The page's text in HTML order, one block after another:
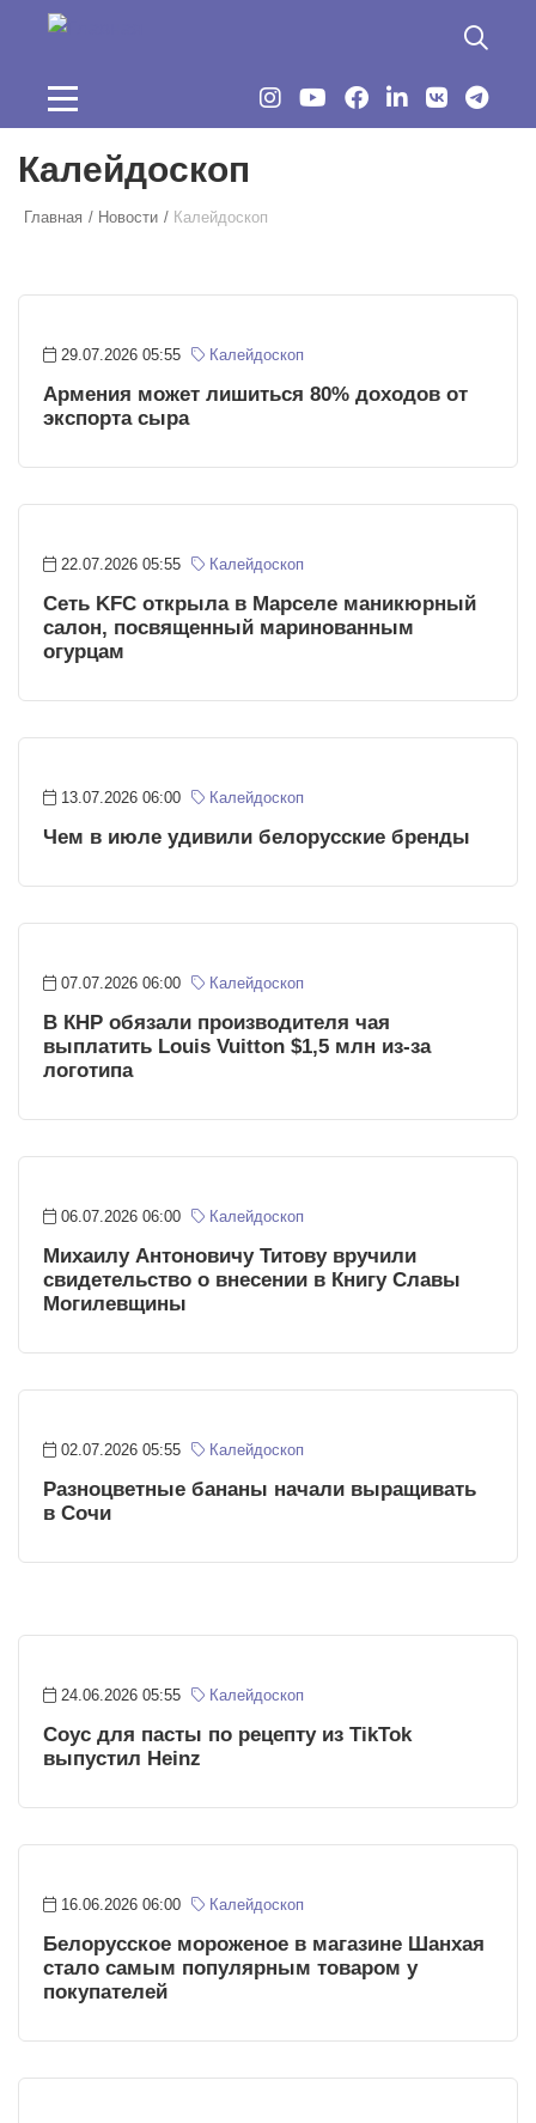
Перейти к основному содержанию
Калейдоскоп
Главная Новости Калейдоскоп
29.07.2026 05:55 Калейдоскоп
Армения может лишиться 80% доходов от
экспорта сыра
22.07.2026 05:55 Калейдоскоп
Сеть KFC открыла в Марселе маникюрный
салон, посвященный маринованным
огурцам
13.07.2026 06:00 Калейдоскоп
Чем в июле удивили белорусские бренды
07.07.2026 06:00 Калейдоскоп
В КНР обязали производителя чая
выплатить Louis Vuitton $1,5 млн из-за
логотипа
06.07.2026 06:00 Калейдоскоп
Михаилу Антоновичу Титову вручили
свидетельство о внесении в Книгу Славы
Могилевщины
02.07.2026 05:55 Калейдоскоп
Разноцветные бананы начали выращивать
в Сочи
24.06.2026 05:55 Калейдоскоп
Соус для пасты по рецепту из TikTok
выпустил Heinz
16.06.2026 06:00 Калейдоскоп
Белорусское мороженое в магазине Шанхая
стало самым популярным товаром у
покупателей